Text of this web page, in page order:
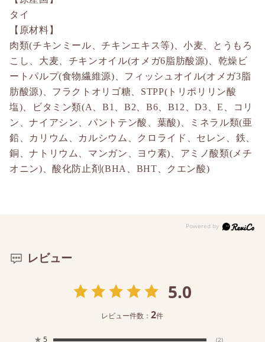
タイ
【原材料】
肉類(チキンミール、チキンエキス等)、小麦、とうもろ
こし、大麦、チキンオイル(オメガ6脂肪酸源)、乾燥ビ
ートパルプ(食物繊維源)、フィッシュオイル(オメガ3脂
肪酸源)、フラクトオリゴ糖、STPP(トリポリリン酸
塩)、ビタミン類(A、B1、B2、B6、B12、D3、E、コリ
ン、ナイアシン、パントテン酸、葉酸)、ミネラル類(亜
鉛、カリウム、カルシウム、クロライド、セレン、鉄、
銅、ナトリウム、マンガン、ヨウ素)、アミノ酸類(メチ
オニン)、酸化防止剤(BHA、BHT、クエン酸)
レビュー
5.0
レビュー件数：2件
★ 5 (2)